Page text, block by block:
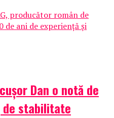
producător român de
de ani de experiență și
Dan o notă de
stabilitate